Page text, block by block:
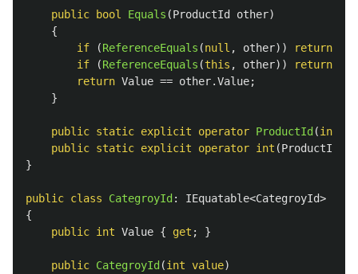
public bool Equals (ProductId other)
{
if
(ReferenceEquals (null , other)) return
if
(ReferenceEquals (this , other)) return
return Value == other.Value;
}
public static explicit operator ProductId (int
public static explicit operator int (ProductId
}
public class CategroyId : IEquatable<CategroyId>
{
public int Value { get ; }
public CategroyId (int value)